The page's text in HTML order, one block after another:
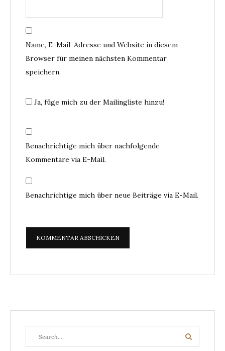
Name, E-Mail-Adresse und Website in diesem
Browser für meinen nächsten Kommentar
speichern.
Ja, füge mich zu der Mailingliste hinzu!
Benachrichtige mich über nachfolgende
Kommentare via E-Mail.
Benachrichtige mich über neue Beiträge via E-Mail.
for:
Search